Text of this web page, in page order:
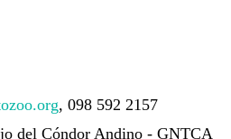
, 098 592 2157
del Cóndor Andino - GNTCA